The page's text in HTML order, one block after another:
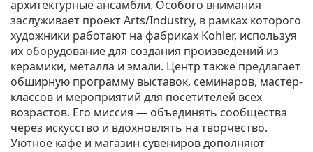
архитектурные ансамбли. Особого внимания
заслуживает проект Arts/Industry, в рамках которого
художники работают на фабриках Kohler, используя
их оборудование для создания произведений из
керамики, металла и эмали. Центр также предлагает
обширную программу выставок, семинаров, мастер-
классов и мероприятий для посетителей всех
возрастов. Его миссия — объединять сообщества
через искусство и вдохновлять на творчество.
Уютное кафе и магазин сувениров дополняют